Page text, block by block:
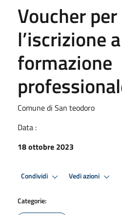
Voucher per
l’iscrizione
formazione
Comune di San teodoro
Data :
18 ottobre 2023
Condividi Vedi azioni
Categorie: